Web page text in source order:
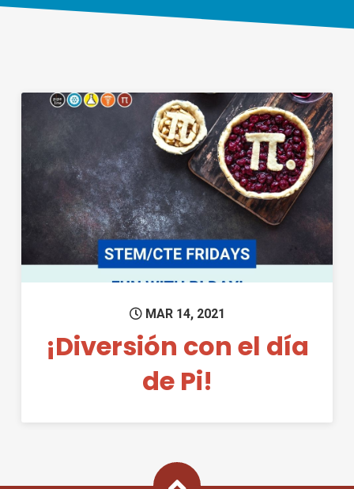
Permanent Link to ¡Diversión
MAR 14, 2021
¡Diversión con el día
de Pi!